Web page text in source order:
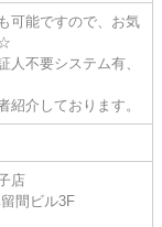
可能ですので、お気
人不要システム有、
紹介しております。
店
間ビル3F